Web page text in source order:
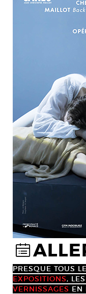
@
PRESQUE TOUS
EXPOSITIONS, LES
VERNISSAGES EN